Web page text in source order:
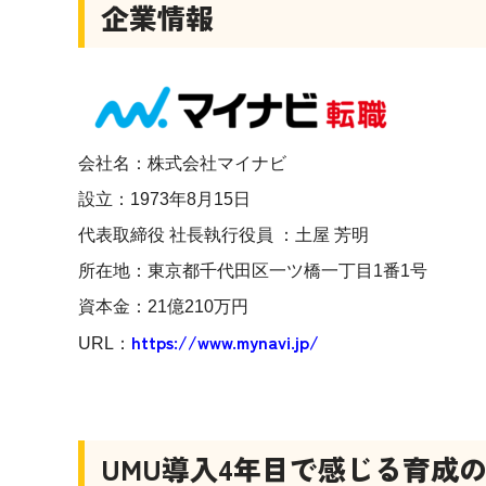
企業情報
会社名：株式会社マイナビ
設立：1973年8月15日
代表取締役 社長執行役員 ：土屋 芳明
所在地：東京都千代田区一ツ橋一丁目1番1号
資本金：21億210万円
URL： https://www.mynavi.jp/
UMU導入4年目で感じる育成